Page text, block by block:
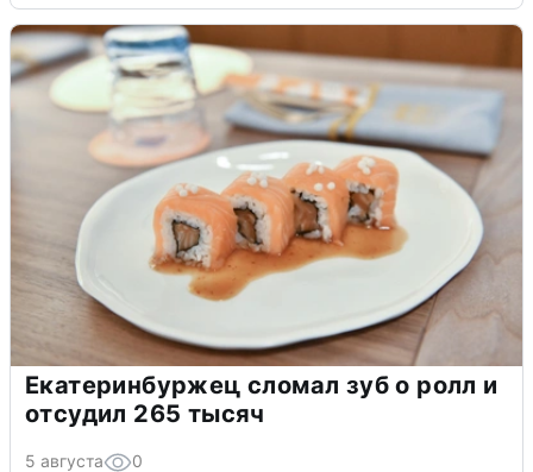
Екатеринбуржец сломал зуб о ролл и
отсудил 265 тысяч
5 августа 0